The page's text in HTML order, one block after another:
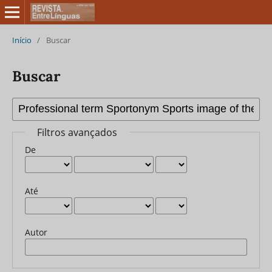
Início / Buscar
Buscar
Filtros avançados
De
Até
Autor